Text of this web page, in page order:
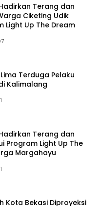
Hadirkan Terang dan
Ciketing Udik
Light Up The Dream
Terduga Pelaku
Kalimalang
Hadirkan Terang dan
Program Light Up The
Margahayu
Kota Bekasi Diproyeksi